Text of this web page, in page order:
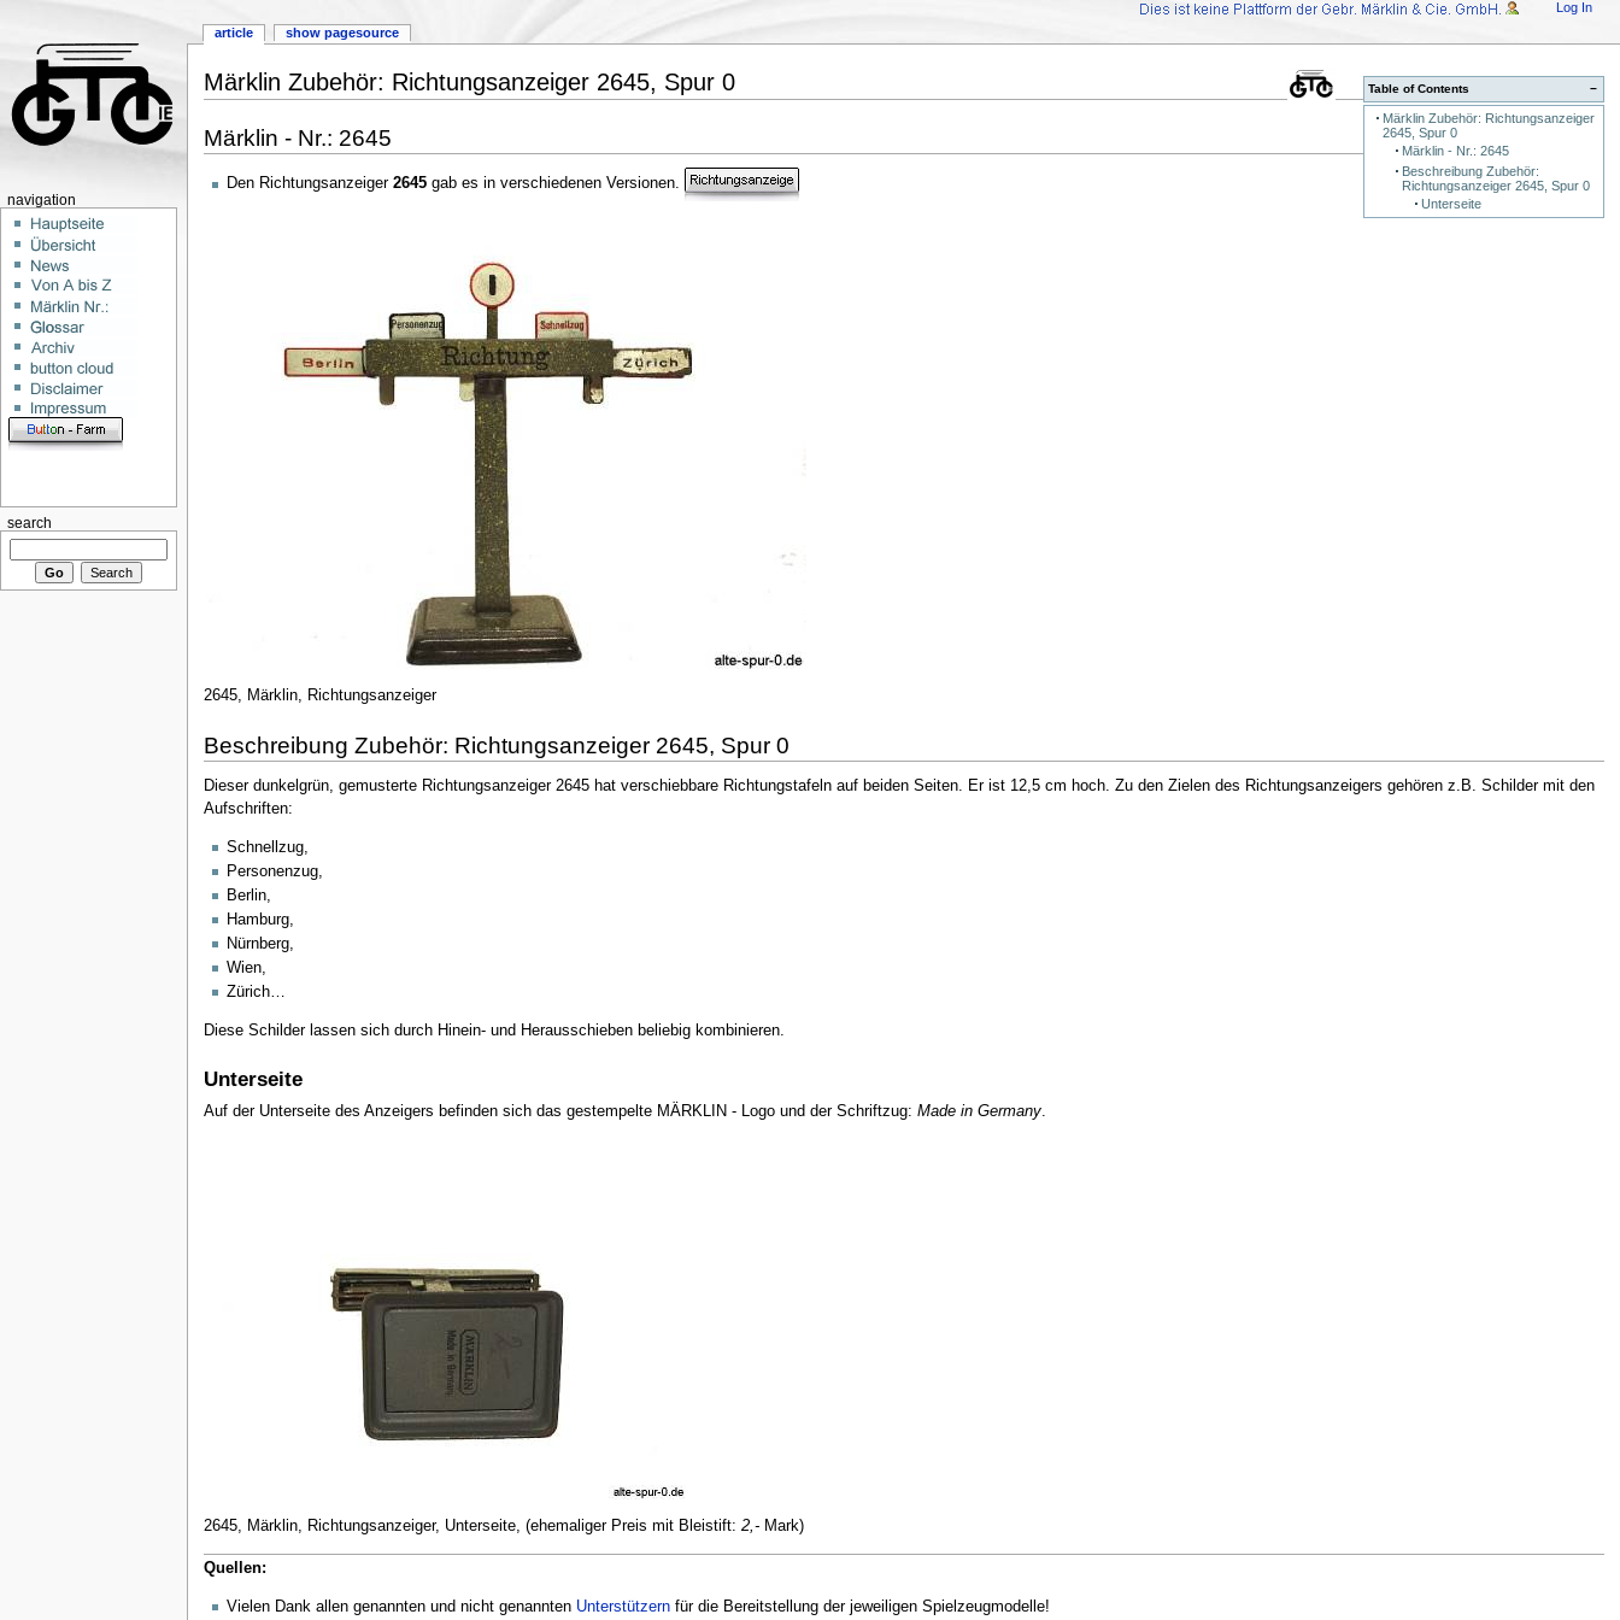
−
Table of Contents
Märklin Zubehör: Richtungsanzeiger
2645, Spur 0
Märklin - Nr.: 2645
Beschreibung Zubehör:
Richtungsanzeiger 2645, Spur 0
Unterseite
Märklin Zubehör: Richtungsanzeiger 2645, Spur 0
Märklin - Nr.: 2645
Den Richtungsanzeiger 2645gab es in verschiedenen Versionen.
2645, Märklin, Richtungsanzeiger
Beschreibung Zubehör: Richtungsanzeiger 2645, Spur 0
Dieser dunkelgrün, gemusterte Richtungsanzeiger 2645 hat verschiebbare Richtungstafeln auf beiden Seiten. Er ist 12,5 cm hoch. Zu den Zielen des Richtungsanzeigers gehören z.B. Schilder mit den
Aufschriften:
Schnellzug,
Personenzug,
Berlin,
Hamburg,
Nürnberg,
Wien,
Zürich…
Diese Schilder lassen sich durch Hinein- und Herausschieben beliebig kombinieren.
Unterseite
Auf der Unterseite des Anzeigers befinden sich das gestempelte MÄRKLIN - Logo und der Schriftzug: Made in Germany.
2645, Märklin, Richtungsanzeiger, Unterseite, (ehemaliger Preis mit Bleistift: 2,-Mark)
Quellen:
Vielen Dank allen genannten und nicht genannten Unterstützernfür die Bereitstellung der jeweiligen Spielzeugmodelle!
article show pagesource
Log In
navigation
search